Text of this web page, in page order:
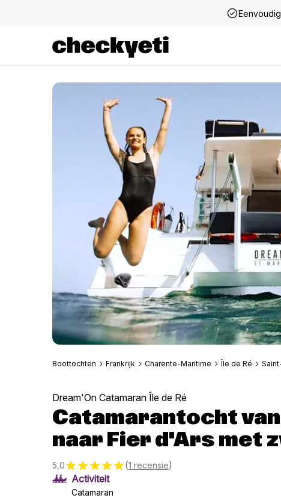
Boottochten Frankrijk Charente-Maritime Île de Ré
Dream'On Catamaran Île de Ré
Catamarantocht
naar Fier d'Ars met
5,0 (1 recensie)
Activiteit
Catamaran